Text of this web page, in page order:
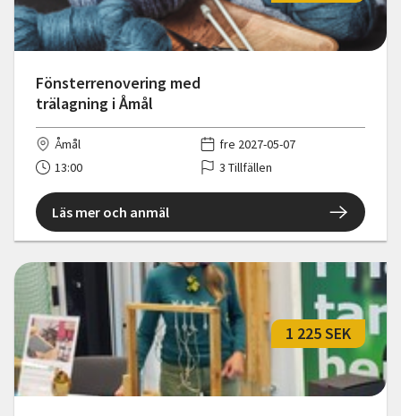
Fönsterrenovering med
trälagning i Åmål
Åmål
fre 2027-05-07
13:00
3 Tillfällen
Läs mer och anmäl
1 225 SEK